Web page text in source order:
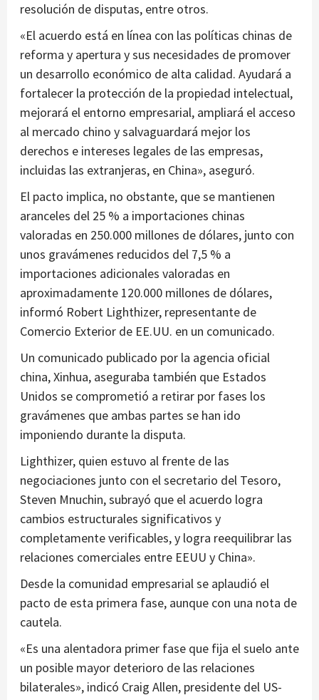
resolución de disputas, entre otros.
«El acuerdo está en línea con las políticas chinas de
reforma y apertura y sus necesidades de promover
un desarrollo económico de alta calidad. Ayudará a
fortalecer la protección de la propiedad intelectual,
mejorará el entorno empresarial, ampliará el acceso
al mercado chino y salvaguardará mejor los
derechos e intereses legales de las empresas,
incluidas las extranjeras, en China», aseguró.
El pacto implica, no obstante, que se mantienen
aranceles del 25 % a importaciones chinas
valoradas en 250.000 millones de dólares, junto con
unos gravámenes reducidos del 7,5 % a
importaciones adicionales valoradas en
aproximadamente 120.000 millones de dólares,
informó Robert Lighthizer, representante de
Comercio Exterior de EE.UU. en un comunicado.
Un comunicado publicado por la agencia oficial
china, Xinhua, aseguraba también que Estados
Unidos se comprometió a retirar por fases los
gravámenes que ambas partes se han ido
imponiendo durante la disputa.
Lighthizer, quien estuvo al frente de las
negociaciones junto con el secretario del Tesoro,
Steven Mnuchin, subrayó que el acuerdo logra
cambios estructurales significativos y
completamente verificables, y logra reequilibrar las
relaciones comerciales entre EEUU y China».
Desde la comunidad empresarial se aplaudió el
pacto de esta primera fase, aunque con una nota de
cautela.
«Es una alentadora primer fase que fija el suelo ante
un posible mayor deterioro de las relaciones
bilaterales», indicó Craig Allen, presidente del US-